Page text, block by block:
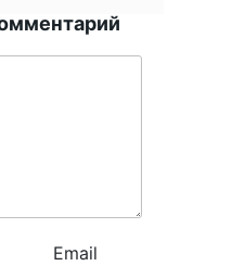
Email